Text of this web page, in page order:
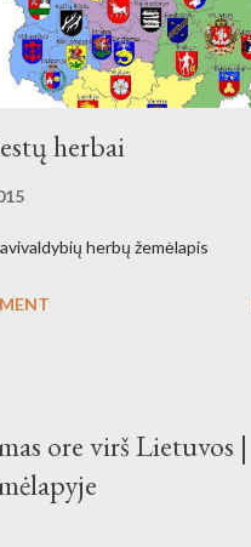
herbai
herbų žemėlapis
ore virš Lietuvos |